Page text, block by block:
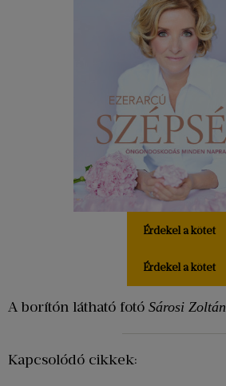
Érdekel a kötet
Érdekel a kötet
A borítón látható fotó Sárosi Zoltán
Kapcsolódó cikkek: